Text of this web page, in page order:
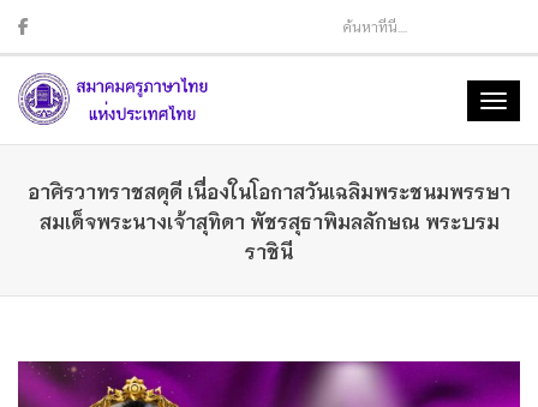
อาศิรวาทราชสดุดี เนื่องในโอกาสวันเฉลิมพระชนมพรรษา
สมเด็จพระนางเจ้าสุทิดา พัชรสุธาพิมลลักษณ พระบรม
ราชินี